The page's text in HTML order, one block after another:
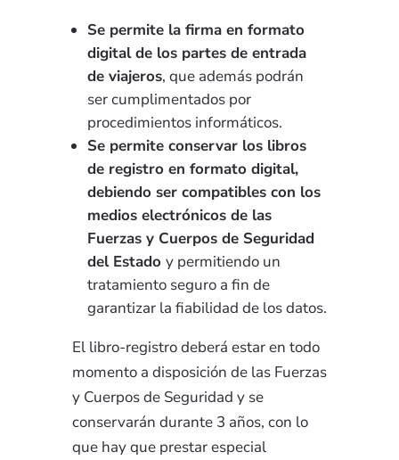
Se permite la firma en formato
digital de los partes de entrada
de viajeros, que además podrán
ser cumplimentados por
procedimientos informáticos.
Se permite conservar los libros
de registro en formato digital,
debiendo ser compatibles con los
medios electrónicos de las
Fuerzas y Cuerpos de Seguridad
del Estado y permitiendo un
tratamiento seguro a fin de
garantizar la fiabilidad de los datos.
El libro-registro deberá estar en todo
momento a disposición de las Fuerzas
y Cuerpos de Seguridad y se
conservarán durante 3 años, con lo
que hay que prestar especial